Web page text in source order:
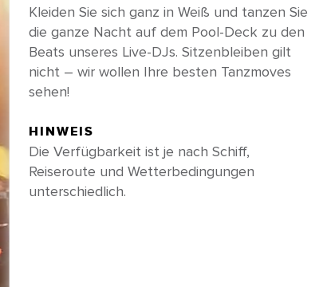
Kleiden Sie sich ganz in Weiß und tanzen Sie
die ganze Nacht auf dem Pool-Deck zu den
Beats unseres Live-DJs. Sitzenbleiben gilt
nicht – wir wollen Ihre besten Tanzmoves
sehen!
HINWEIS
Die Verfügbarkeit ist je nach Schiff,
Reiseroute und Wetterbedingungen
unterschiedlich.